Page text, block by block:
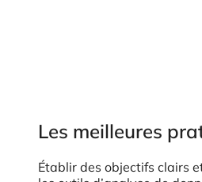
Les meilleures
Établir des objectifs clairs